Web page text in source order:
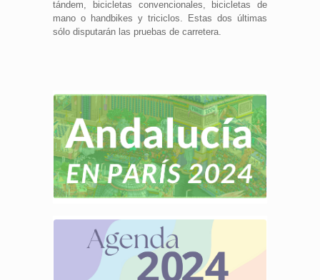
tándem, bicicletas convencionales, bicicletas de
mano o handbikes y triciclos. Estas dos últimas
sólo disputarán las pruebas de carretera.